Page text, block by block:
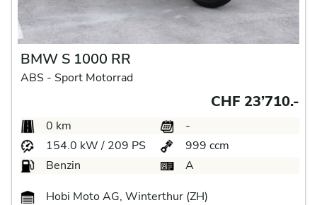
BMW S 1000 RR
ABS - Sport Motorrad
CHF 23’710.-
0 km
-
154.0 kW / 209 PS
999 ccm
Benzin
A
Hobi Moto AG, Winterthur (ZH)